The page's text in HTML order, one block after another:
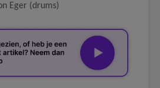
Eger (drums)